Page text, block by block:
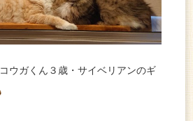
ウガくん３歳・サイベリアンのギ